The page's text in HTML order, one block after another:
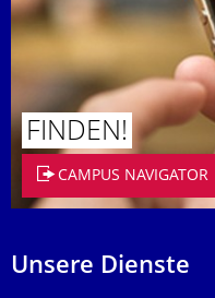
FINDEN!
CAMPUS NAVIGATOR
Unsere Dienste